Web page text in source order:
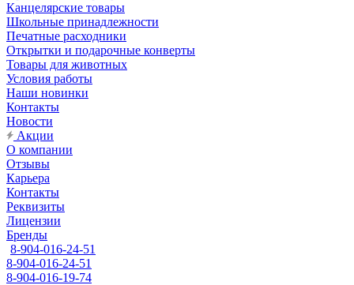
Канцелярские товары
Школьные принадлежности
Печатные расходники
Открытки и подарочные конверты
Товары для животных
Условия работы
Наши новинки
Контакты
Новости
Акции
О компании
Отзывы
Карьера
Контакты
Реквизиты
Лицензии
Бренды
8-904-016-24-51
8-904-016-24-51
8-904-016-19-74